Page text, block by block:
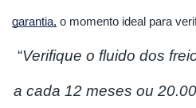
garantia, o momento ideal para
“Verifique o fluido dos
a cada 12 meses ou